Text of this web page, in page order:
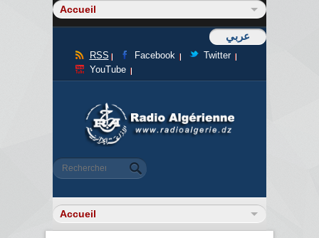
عربي
RSS Facebook
Twitter
YouTube
Formulaire de recherche
Rechercher